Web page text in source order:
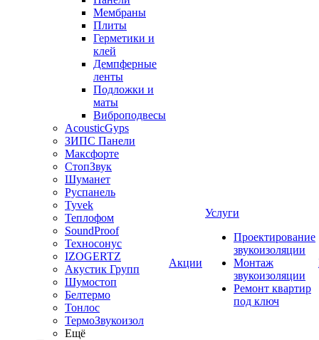
Мембраны
Плиты
Герметики и
клей
Демпферные
ленты
Подложки и
маты
Виброподвесы
AcousticGyps
ЗИПС Панели
Максфорте
СтопЗвук
Шуманет
Руспанель
Tyvek
Теплофом
SoundProof
Техносонус
IZOGERTZ
Акустик Групп
Шумостоп
Белтермо
Тонлос
ТермоЗвукоизол
Ещё
Акции
Услуги
Проектирование
звукоизоляции
Монтаж
звукоизоляции
Ремонт квартир
под ключ